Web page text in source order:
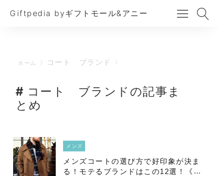
Giftpedia byギフトモール&アニー
ホーム コート ブランド
コート ブランドの記事ま
とめ
メンズ
メンズコートの選び方で好印象が決ま
る！モテるブランドはこの12選！《お